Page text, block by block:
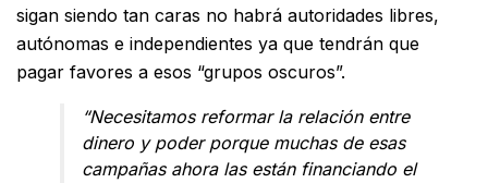
sigan siendo tan caras no habrá autoridades libres,
autónomas e independientes ya que tendrán que
pagar favores a esos “grupos oscuros”.
“Necesitamos reformar la relación entre
dinero y poder porque muchas de esas
campañas ahora las están financiando el